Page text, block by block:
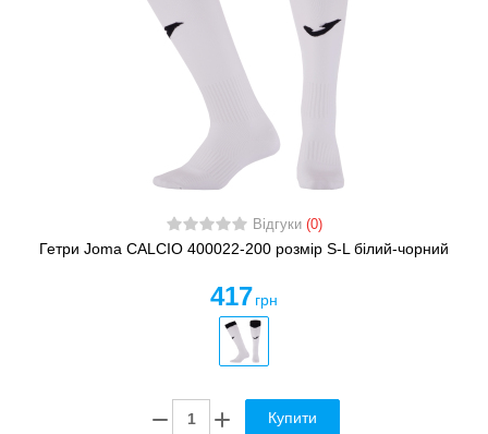
Відгуки (0)
Гетри Joma CALCIO 400022-200 розмір S-L білий-чорний
417 грн
Купити